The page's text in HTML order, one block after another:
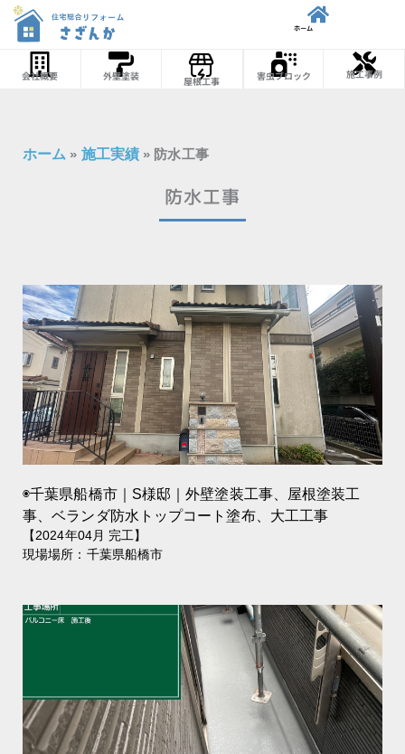
ホーム
会社概要 外壁塗装 屋根工事 害虫ブロック 施工事例
ホーム » 施工実績 » 防水工事
防水工事
◉千葉県船橋市｜S様邸｜外壁塗装工事、屋根塗装工
事、ベランダ防水トップコート塗布、大工工事
【2024年04月 完工】
現場場所：千葉県船橋市
ペ
ー
ジ
ページ ページ ページ